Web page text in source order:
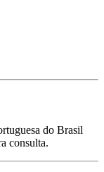
do Brasil
consulta.